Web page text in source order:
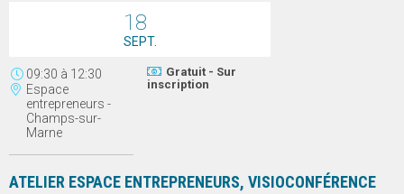
18
SEPT.
09:30 à 12:30
Espace
entrepreneurs -
Champs-sur-
Marne
Gratuit - Sur
inscription
ATELIER ESPACE ENTREPRENEURS, VISIOCONFÉRENCE